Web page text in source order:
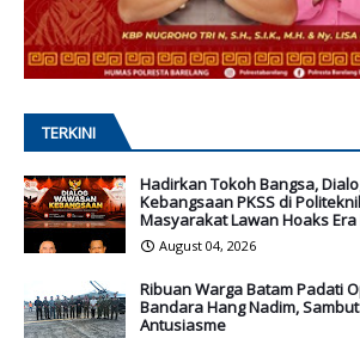
TERKINI
Hadirkan Tokoh Bangsa,
Kebangsaan PKSS di
Masyarakat Lawan Hoaks Era
August 04, 2026
Ribuan Warga Batam Padati
Bandara Hang Nadim,
Antusiasme